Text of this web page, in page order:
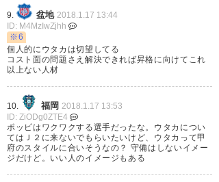
かったが性格もいいし勝負強い
し今の甲府に必要だと思ったん
だけどなぁ…
— NAO VFKサポ (na_vfkz)
2018, 1月 17
ドゥドゥいなくなって甲府は大
9. 盆地 2018.1.17 13:44
ID: M4MzIwZjhh
※6
個人的にウタカは切望してる
コスト面の問題さえ解決できれば昇格に向けてこれ
以上ない人材
10. 福岡 2018.1.17 13:53
ID: ZiODg0ZTE4
ポッピはワクワクする選手だったな。ウタカについ
てはＪ２に来ないでもらいたいけど、ウタカって甲
府のスタイルに合いそうなの？ 守備はしないイメー
ジだけど。いい人のイメージもある